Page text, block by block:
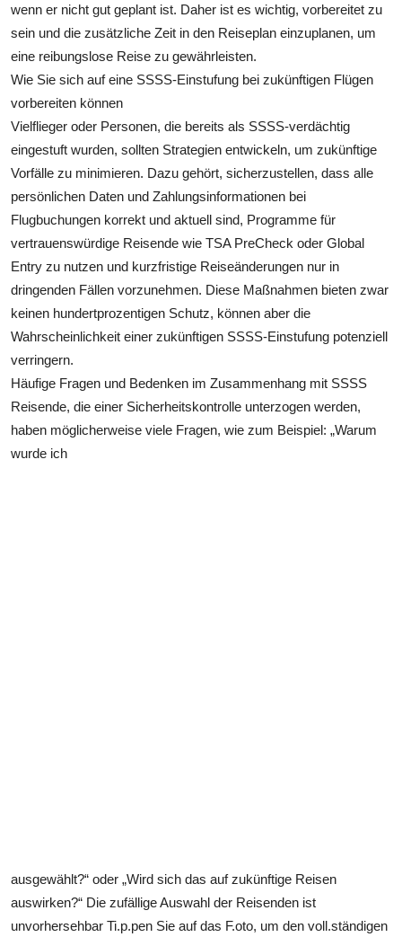
wenn er nicht gut geplant ist. Daher ist es wichtig, vorbereitet zu
sein und die zusätzliche Zeit in den Reiseplan einzuplanen, um
eine reibungslose Reise zu gewährleisten.
Wie Sie sich auf eine SSSS-Einstufung bei zukünftigen Flügen
vorbereiten können
Vielflieger oder Personen, die bereits als SSSS-verdächtig
eingestuft wurden, sollten Strategien entwickeln, um zukünftige
Vorfälle zu minimieren. Dazu gehört, sicherzustellen, dass alle
persönlichen Daten und Zahlungsinformationen bei
Flugbuchungen korrekt und aktuell sind, Programme für
vertrauenswürdige Reisende wie TSA PreCheck oder Global
Entry zu nutzen und kurzfristige Reiseänderungen nur in
dringenden Fällen vorzunehmen. Diese Maßnahmen bieten zwar
keinen hundertprozentigen Schutz, können aber die
Wahrscheinlichkeit einer zukünftigen SSSS-Einstufung potenziell
verringern.
Häufige Fragen und Bedenken im Zusammenhang mit SSSS
Reisende, die einer Sicherheitskontrolle unterzogen werden,
haben möglicherweise viele Fragen, wie zum Beispiel: „Warum
wurde ich
ausgewählt?“ oder „Wird sich das auf zukünftige Reisen
auswirken?“ Die zufällige Auswahl der Reisenden ist
unvorhersehbar Ti.p.pen Sie auf das F.oto, um den voll.ständigen